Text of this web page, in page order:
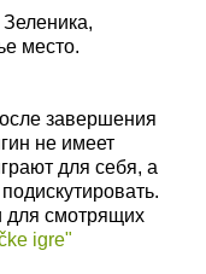
место.
завершения
не имеет
для себя, а
для смотрящих